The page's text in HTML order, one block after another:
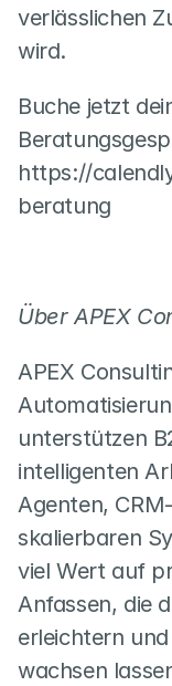
verlässlichen
wird.
Buche jetzt
https://
beratung
Über APEX
APEX
unterstützen
intelligenten
Agenten,
skalierbaren
viel Wert auf
Anfassen, die
erleichtern
wachsen